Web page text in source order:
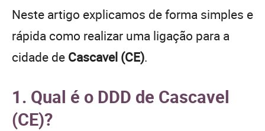
Neste artigo explicamos de forma simples e
rápida como realizar uma ligação para a
cidade de Cascavel (CE).
1. Qual é o DDD de Cascavel
(CE)?